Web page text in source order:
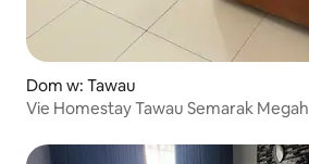
Dom w: Tawau
Vie Homestay Tawau Semarak Megah